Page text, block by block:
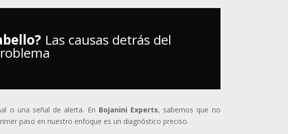
Las causas detrás del
o una señal de alerta. En Bojanini Experts, sabemos que no
paso en nuestro enfoque es un diagnóstico preciso.